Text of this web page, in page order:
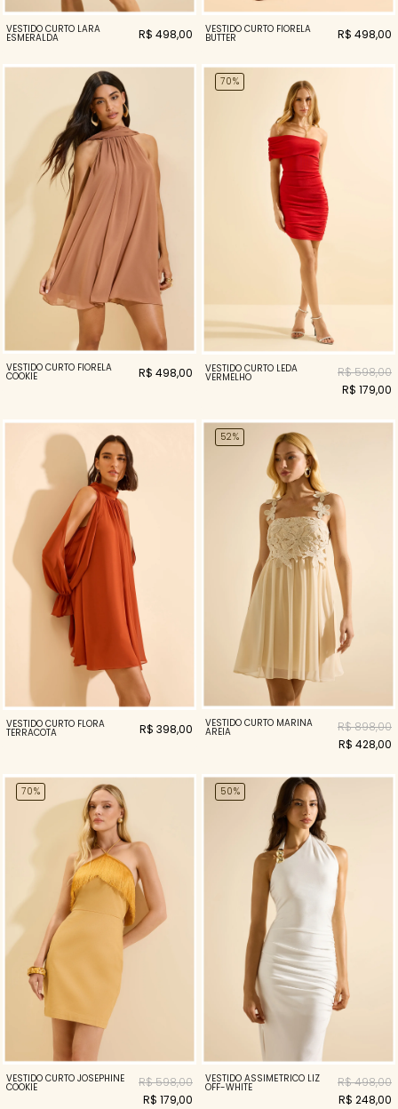
VESTIDO CURTO LARA
ESMERALDA R$ 498,00 VESTIDO CURTO FIORELA
BUTTER R$ 498,00
VESTIDO CURTO FIORELA
COOKIE R$ 498,00
70%
VESTIDO CURTO LEDA
VERMELHO
R$ 598,00
R$ 179,00
VESTIDO CURTO FLORA
TERRACOTA R$ 398,00
52%
VESTIDO CURTO MARINA
AREIA
R$ 898,00
R$ 428,00
70%
VESTIDO CURTO JOSEPHINE
COOKIE
R$ 598,00
R$ 179,00
50%
VESTIDO ASSIMÉTRICO LIZ
OFF-WHITE
R$ 498,00
R$ 248,00